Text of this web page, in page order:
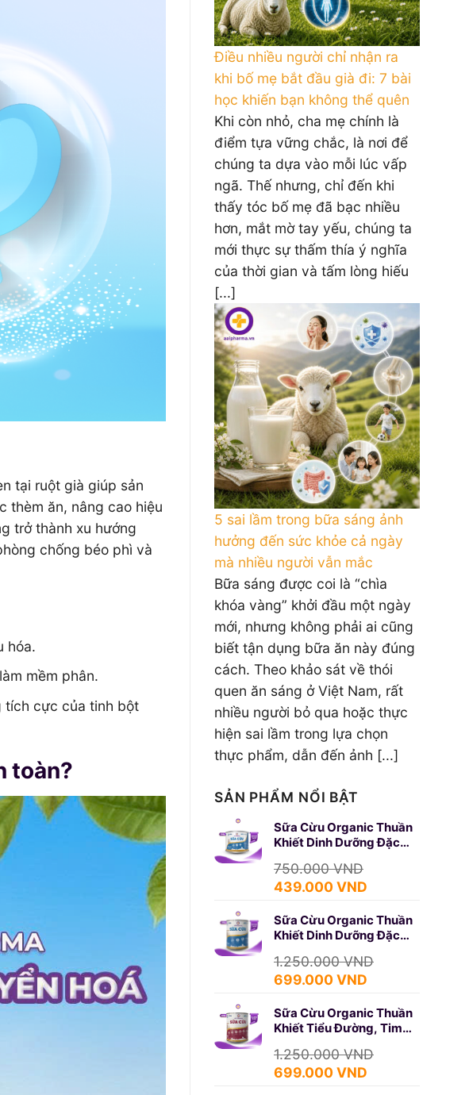
tại ruột già giúp sản
thèm ăn, nâng cao hiệu
trở thành xu hướng
chống béo phì và
hóa.
mềm phân.
tích cực của tinh bột
toàn?
Điều nhiều người chỉ nhận ra
khi bố mẹ bắt đầu già đi: 7 bài
học khiến bạn không thể quên
Khi còn nhỏ, cha mẹ chính là
điểm tựa vững chắc, là nơi để
chúng ta dựa vào mỗi lúc vấp
ngã. Thế nhưng, chỉ đến khi
thấy tóc bố mẹ đã bạc nhiều
hơn, mắt mờ tay yếu, chúng ta
mới thực sự thấm thía ý nghĩa
của thời gian và tấm lòng hiếu
[...]
5 sai lầm trong bữa sáng ảnh
hưởng đến sức khỏe cả ngày
mà nhiều người vẫn mắc
Bữa sáng được coi là “chìa
khóa vàng” khởi đầu một ngày
mới, nhưng không phải ai cũng
biết tận dụng bữa ăn này đúng
cách. Theo khảo sát về thói
quen ăn sáng ở Việt Nam, rất
nhiều người bỏ qua hoặc thực
hiện sai lầm trong lựa chọn
thực phẩm, dẫn đến ảnh [...]
SẢN PHẨM NỔI BẬT
Sữa Cừu Organic Thuần
Khiết Dinh Dưỡng Đặc
750.000VND
Giá
là:
750.000 VND.
439.000 VND
tại
là:
439.000 VND.
Sữa Cừu Organic Thuần
Khiết Dinh Dưỡng Đặc
1.250.000VND
Giá
là:
1.250.000 VND.
699.000 VND
tại
là:
699.000 VND.
Sữa Cừu Organic Thuần
Khiết Tiểu Đường, Tim
1.250.000VND
Giá
699.000 VND